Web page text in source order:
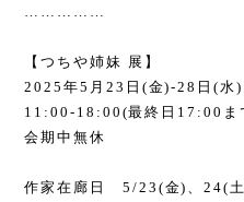
……………
【つちや姉妹 展】
2025年5 月 23 日 (金)-28 日(水)
11:00-18:00(最終日 17:00 ま
会期中無休
作家在廊日 5/23(金) 、24(土